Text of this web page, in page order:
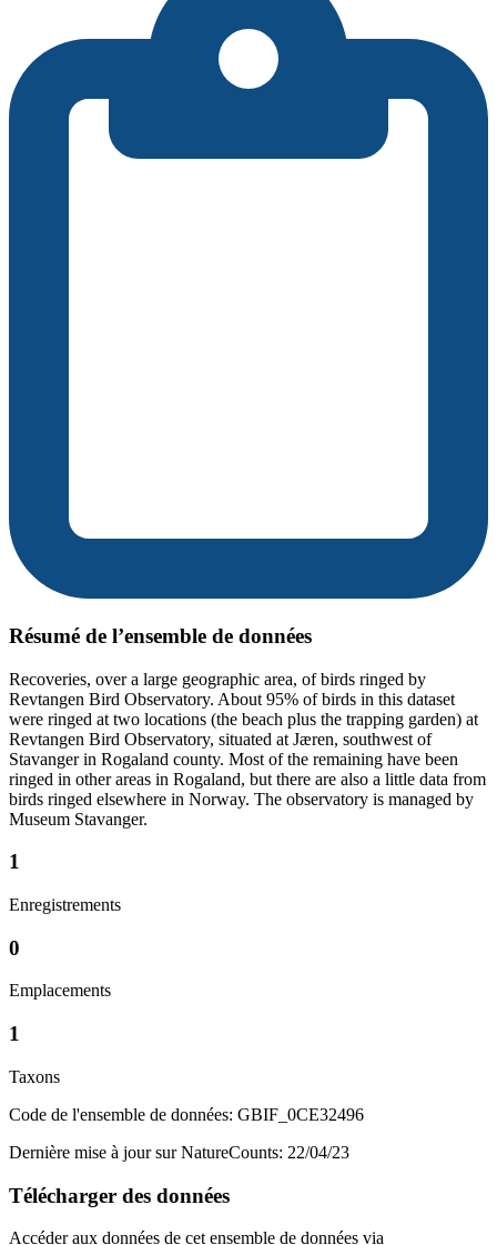
Résumé de l’ensemble de données
Recoveries, over a large geographic area, of birds ringed by
Revtangen Bird Observatory. About 95% of birds in this dataset
were ringed at two locations (the beach plus the trapping garden) at
Revtangen Bird Observatory, situated at Jæren, southwest of
Stavanger in Rogaland county. Most of the remaining have been
ringed in other areas in Rogaland, but there are also a little data from
birds ringed elsewhere in Norway. The observatory is managed by
Museum Stavanger.
1
Enregistrements
0
Emplacements
1
Taxons
Code de l'ensemble de données: GBIF_0CE32496
Dernière mise à jour sur NatureCounts: 22/04/23
Télécharger des données
Accéder aux données de cet ensemble de données via